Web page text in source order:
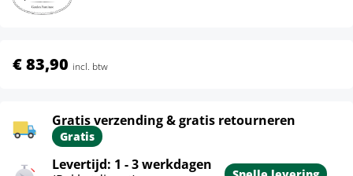
€ 83,90 incl. btw
Gratis verzending & gratis retourneren
Gratis
Levertijd: 1 - 3 werkdagen